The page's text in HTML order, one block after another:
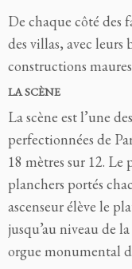
De chaque côté des
des villas, avec leurs
constructions
LA SCÈNE
La scène est l’une
perfectionnées de
18 mètres sur 12.
planchers portés
ascenseur élève le
jusqu’au niveau de
orgue monumental